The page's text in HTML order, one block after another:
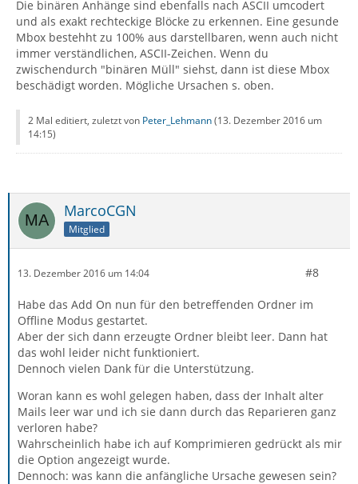
Die binären Anhänge sind ebenfalls nach ASCII umcodert
und als exakt rechteckige Blöcke zu erkennen. Eine gesunde
Mbox bestehht zu 100% aus darstellbaren, wenn auch nicht
immer verständlichen, ASCII-Zeichen. Wenn du
zwischendurch "binären Müll" siehst, dann ist diese Mbox
beschädigt worden. Mögliche Ursachen s. oben.
2 Mal editiert, zuletzt von Peter_Lehmann(13. Dezember 2016 um
14:15)
MarcoCGN
Mitglied
13. Dezember 2016 um 14:04 #8
Habe das Add On nun für den betreffenden Ordner im
Offline Modus gestartet.
Aber der sich dann erzeugte Ordner bleibt leer. Dann hat
das wohl leider nicht funktioniert.
Dennoch vielen Dank für die Unterstützung.
Woran kann es wohl gelegen haben, dass der Inhalt alter
Mails leer war und ich sie dann durch das Reparieren ganz
verloren habe?
Wahrscheinlich habe ich auf Komprimieren gedrückt als mir
die Option angezeigt wurde.
Dennoch: was kann die anfängliche Ursache gewesen sein?